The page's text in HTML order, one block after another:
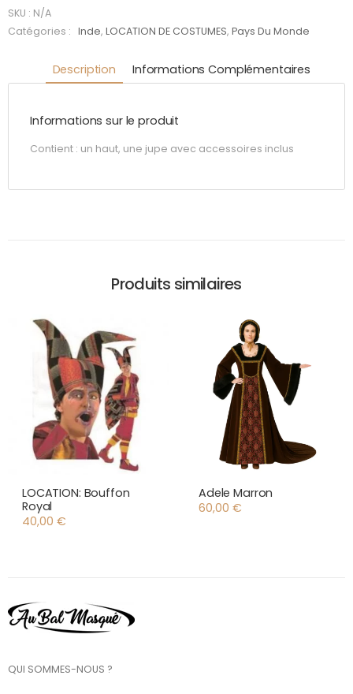
SKU : N/A
Catégories :
Inde,LOCATION DE COSTUMES,Pays Du Monde
Description Informations Complémentaires
Informations sur le produit
Contient : un haut, une jupe avec accessoires inclus
Produits similaires
LOCATION: Bouffon
Royal
40,00 €
Adele Marron
60,00 €
QUI SOMMES-NOUS ?